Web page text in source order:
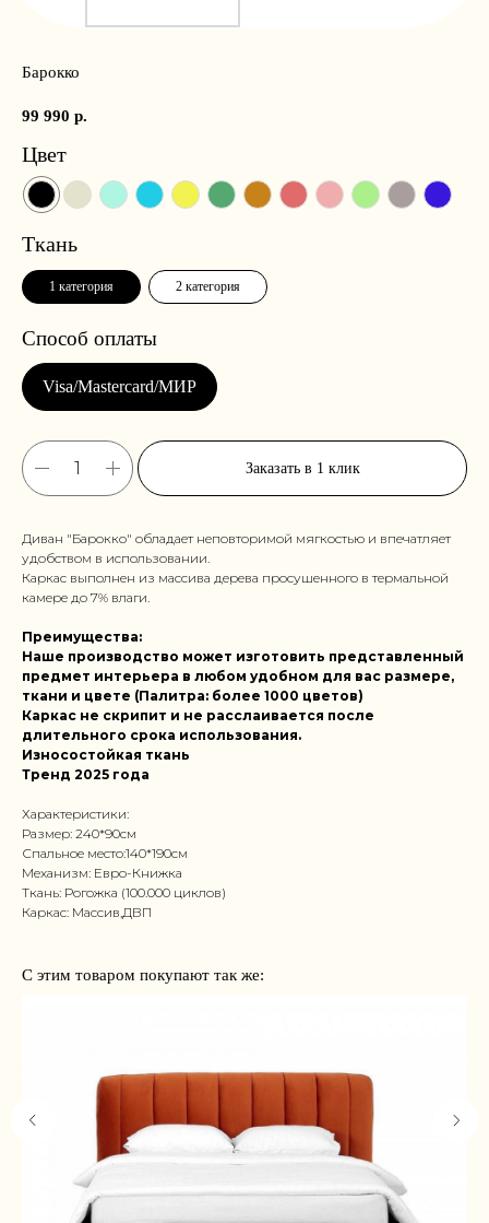
Барокко
99 990 р.
Цвет
Ткань
1 категория 2 категория
Заказать в 1 клик
Диван "Барокко" обладает неповторимой мягкостью и впечатляет
удобством в использовании.
Каркас выполнен из массива дерева просушенного в термальной
камере до 7% влаги.
Преимущества:
Наше производство может изготовить представленный
предмет интерьера в любом удобном для вас размере,
ткани и цвете (Палитра: более 1000 цветов)
Каркас не скрипит и не расслаивается после
длительного срока использования.
Износостойкая ткань
Тренд 2025 года
Характеристики:
Размер: 240*90см
Спальное место:140*190см
Механизм: Евро-Книжка
Ткань: Рогожка (100.000 циклов)
Каркас: Массив,ДВП
С этим товаром покупают так же: